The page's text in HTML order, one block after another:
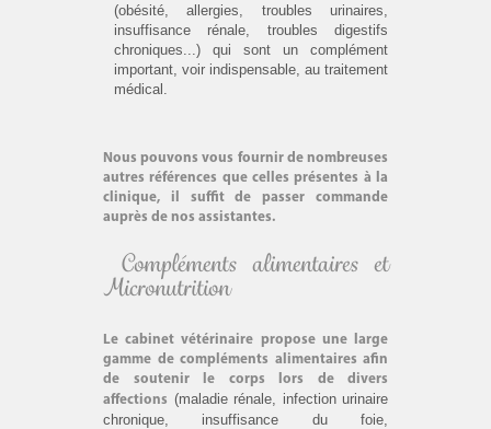
(obésité, allergies, troubles urinaires,
insuffisance rénale, troubles digestifs
chroniques...) qui sont un complément
important, voir indispensable, au traitement
médical.
Nous pouvons vous fournir de nombreuses
autres références que celles présentes à la
clinique, il suffit de passer commande
auprès de nos assistantes.
Compléments alimentaires et
Micronutrition
Le cabinet vétérinaire propose une large
gamme de compléments alimentaires afin
de soutenir le corps lors de divers
affections (maladie rénale, infection urinaire
chronique, insuffisance du foie,